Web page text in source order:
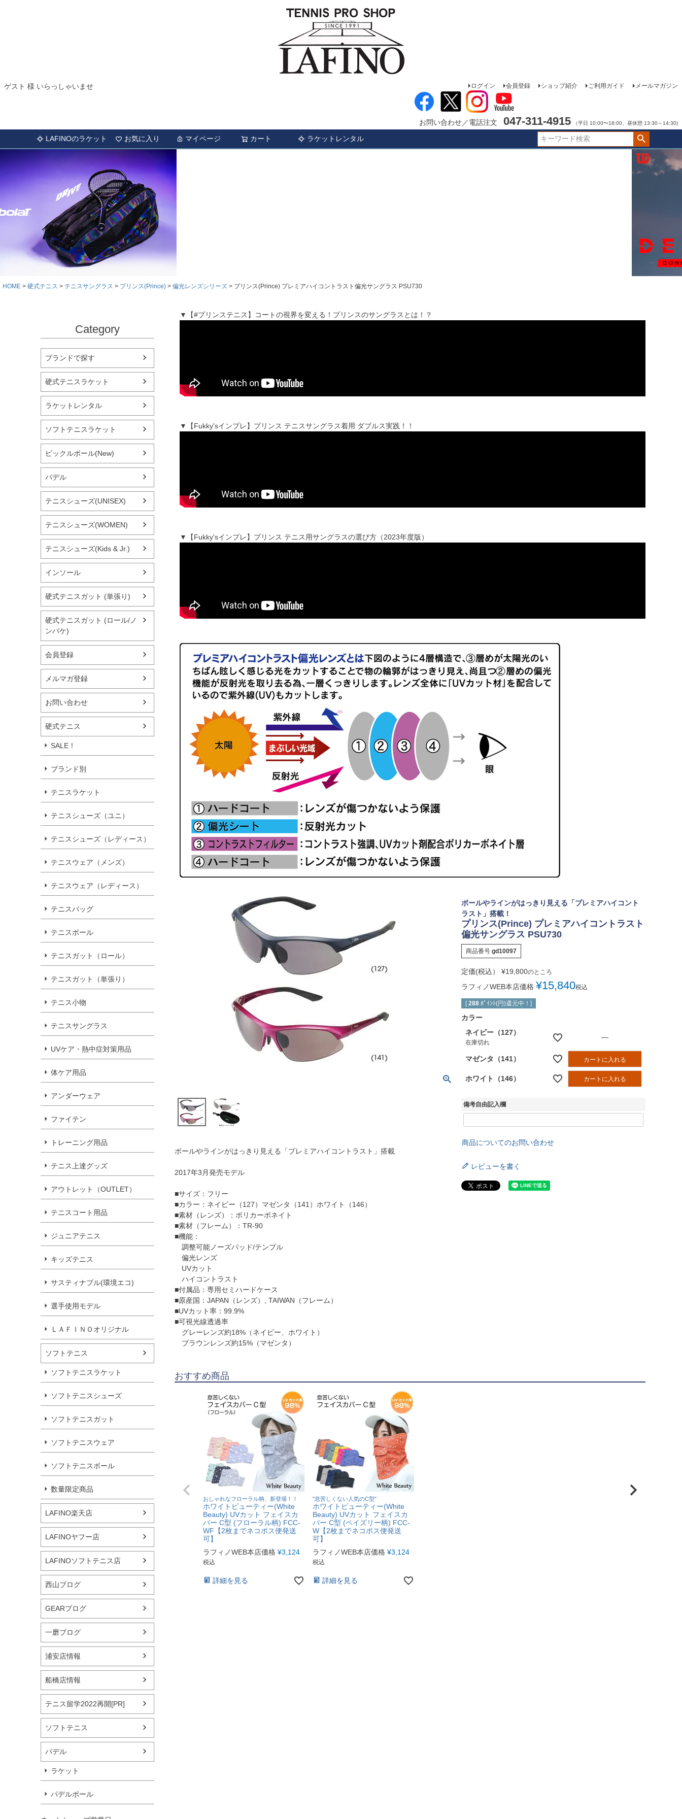
ゲスト 様 いらっしゃいませ ログイン 会員登録 ショップ紹介 ご利用ガイド メールマガジン
お問い合わせ／電話注文 047-311-4915 （平日 10:00〜18:00、昼休憩 13:30～14:30)
LAFINOのラケット お気に入り マイページ カート ラケットレンタル
HOME 硬式テニス テニスサングラス プリンス(Prince) 偏光レンズシリーズ プリンス(Prince) プレミアハイコントラスト偏光サングラス PSU730
Category
ブランドで探す
硬式テニスラケット
ラケットレンタル
ソフトテニスラケット
ピックルボール(New)
パデル
テニスシューズ(UNISEX)
テニスシューズ(WOMEN)
テニスシューズ(Kids & Jr.)
インソール
硬式テニスガット (単張り)
硬式テニスガット (ロール/ノ
ンパケ)
会員登録
メルマガ登録
お問い合わせ
硬式テニス
SALE！
ブランド別
テニスラケット
テニスシューズ（ユニ）
テニスシューズ（レディース）
テニスウェア（メンズ）
テニスウェア（レディース）
テニスバッグ
テニスボール
テニスガット（ロール）
テニスガット（単張り）
テニス小物
テニスサングラス
UVケア・熱中症対策用品
体ケア用品
アンダーウェア
ファイテン
トレーニング用品
テニス上達グッズ
アウトレット（OUTLET）
テニスコート用品
ジュニアテニス
キッズテニス
サスティナブル(環境エコ)
選手使用モデル
ＬＡＦＩＮＯオリジナル
ソフトテニス
ソフトテニスラケット
ソフトテニスシューズ
ソフトテニスガット
ソフトテニスウェア
ソフトテニスボール
数量限定商品
LAFINO楽天店
LAFINOヤフー店
LAFINOソフトテニス店
西山ブログ
GEARブログ
一磨ブログ
浦安店情報
船橋店情報
テニス留学2022再開[PR]
ソフトテニス
パデル
ラケット
パデルボール
▼【#プリンステニス】コートの視界を変える！プリンスのサングラスとは！？
▼【Fukky'sインプレ】プリンス テニスサングラス着用 ダブルス実践！！
▼【Fukky'sインプレ】プリンス テニス用サングラスの選び方（2023年度版）
ボールやラインがはっきり見える「プレミアハイコントラスト」搭載
2017年3月発売モデル
■サイズ：フリー
■カラー：ネイビー（127）マゼンタ（141）ホワイト（146）
■素材（レンズ）：ポリカーボネイト
■素材（フレーム）：TR-90
■機能：
調整可能ノーズパッド/テンプル
偏光レンズ
UVカット
ハイコントラスト
■付属品：専用セミハードケース
■原産国：JAPAN（レンズ）, TAIWAN（フレーム）
■UVカット率：99.9%
■可視光線透過率
グレーレンズ約18%（ネイビー、ホワイト）
ブラウンレンズ約15%（マゼンタ）
ボールやラインがはっきり見える「プレミアハイコント
ラスト」搭載！
プリンス(Prince) プレミアハイコントラスト
偏光サングラス PSU730
商品番号 gd10097
定価(税込） ¥19,800のところ
ラフィノWEB本店価格 ¥15,840税込
[ 288 ﾎﾟｲﾝﾄ(円)還元中！]
カラー
ネイビー（127）
在庫切れ
—
マゼンタ（141） カートに入れる
ホワイト（146） カートに入れる
備考自由記入欄
商品についてのお問い合わせ
レビューを書く
おすすめ商品
おしゃれなフローラル柄、新登場！！
ホワイトビューティー(White
Beauty) UVカット フェイスカ
バー C型 (フローラル柄) FCC-
WF【2枚までネコポス便発送
可】
ラフィノWEB本店価格 ¥3,124
税込
詳細を見る
"息苦しくない人気のC型"
ホワイトビューティー(White
Beauty) UVカット フェイスカ
バー C型 (ペイズリー柄) FCC-
W【2枚までネコポス便発送
可】
ラフィノWEB本店価格 ¥3,124
税込
詳細を見る